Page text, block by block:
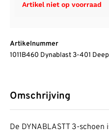
Artikel niet op voorraad
Artikelnummer
1011B460 Dynablast 3-401
Omschrijving
De DYNABLASTT 3-